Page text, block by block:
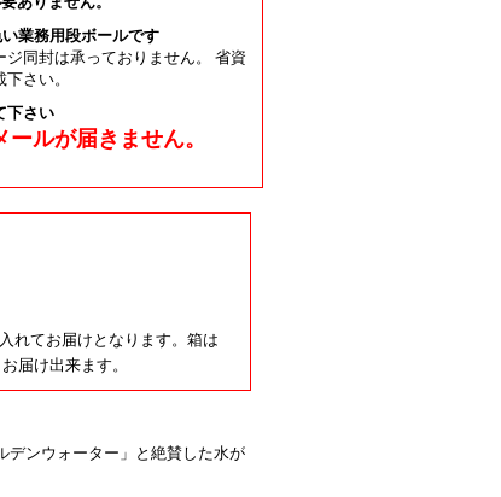
業務用段ボールです
同封は承っておりません。 省資
さい。
下さい
ルが届きません。
れてお届けとなります。箱は
届け出来ます。
デンウォーター」と絶賛した水が